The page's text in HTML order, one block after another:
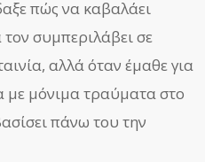
πώς να καβαλάει
συμπεριλάβει σε
αλλά όταν έμαθε για
με μόνιμα τραύματα στο
πάνω του την